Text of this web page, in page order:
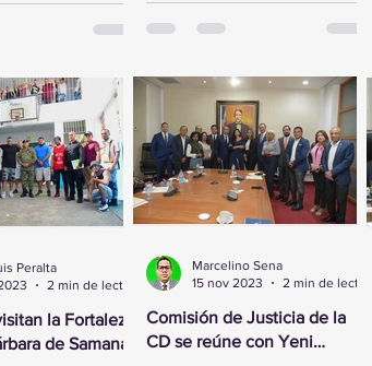
la Fortaleza
de Samaná
Peralta
Comisión de Justicia de la
CD se reúne con Yeni
Marcelino Sena
15 nov 2023